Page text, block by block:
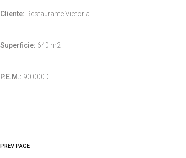
Cliente: Restaurante Victoria.
Superficie: 640 m2
P.E.M.: 90.000 €
PREV PAGE